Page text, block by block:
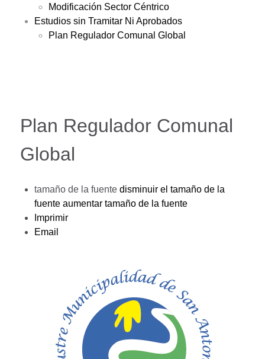
Modificación Sector Céntrico
Estudios sin Tramitar Ni Aprobados
Plan Regulador Comunal Global
Plan Regulador Comunal
Global
tamaño de la fuente disminuir el tamaño de la
fuente aumentar tamaño de la fuente
Imprimir
Email